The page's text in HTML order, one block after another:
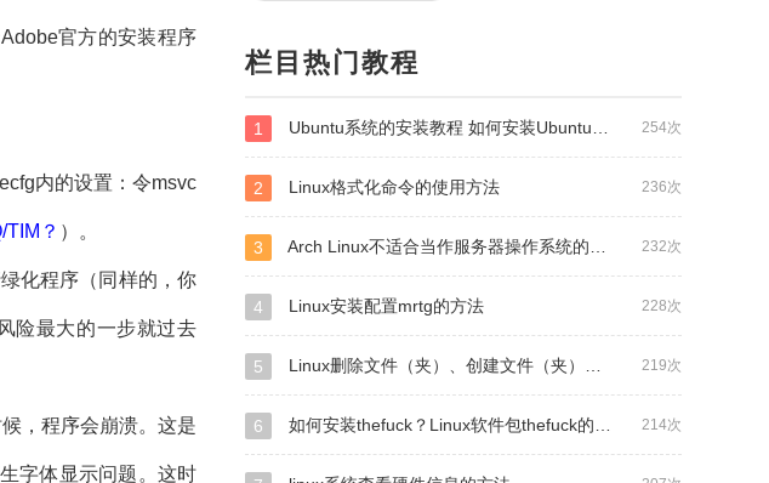
官方的安装程序
内的设置：令msvc
？ ）。
化程序（同样的，你
险最大的一步就过去
，程序会崩溃。这是
字体显示问题。这时
栏目热门教程
254次
1 Ubuntu系统的安装教程 如何安装Ubuntu系统
236次
2 Linux格式化命令的使用方法
232次
3 Arch Linux不适合当作服务器操作系统的四大原因
228次
4 Linux安装配置mrtg的方法
219次
5 Linux删除文件（夹）、创建文件（夹）命令是什么？
214次
6 如何安装thefuck？Linux软件包thefuck的安装使用教程